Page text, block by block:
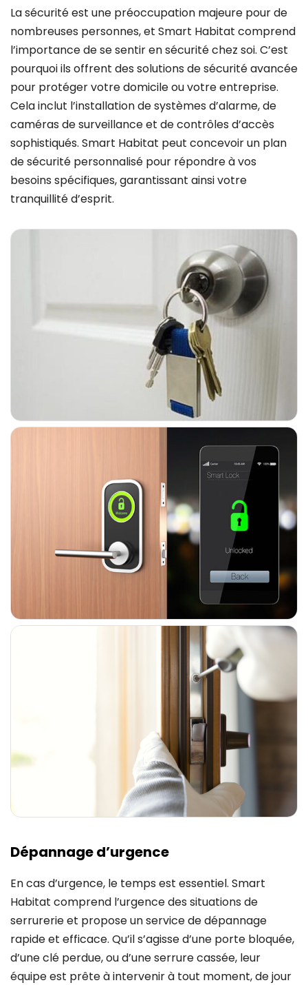
La sécurité est une préoccupation majeure pour de
nombreuses personnes, et Smart Habitat comprend
l’importance de se sentir en sécurité chez soi. C’est
pourquoi ils offrent des solutions de sécurité avancée
pour protéger votre domicile ou votre entreprise.
Cela inclut l’installation de systèmes d’alarme, de
caméras de surveillance et de contrôles d’accès
sophistiqués. Smart Habitat peut concevoir un plan
de sécurité personnalisé pour répondre à vos
besoins spécifiques, garantissant ainsi votre
tranquillité d’esprit.
Dépannage d’urgence
En cas d’urgence, le temps est essentiel. Smart
Habitat comprend l’urgence des situations de
serrurerie et propose un service de dépannage
rapide et efficace. Qu’il s’agisse d’une porte bloquée,
d’une clé perdue, ou d’une serrure cassée, leur
équipe est prête à intervenir à tout moment, de jour